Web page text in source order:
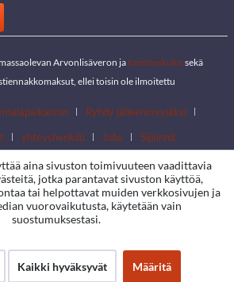
Arvonlisäveron jatoimituskulutsekä
ellei toisin ole ilmoitettu
Ryhdy jälleenmyyjäksi
yhteyshenkilö Jobs Sijainnit
aina sivuston toimivuuteen vaadittavia
jotka parantavat sivuston käyttöä,
tai helpottavat muiden verkkosivujen ja
vuorovaikutusta, käytetään vain
suostumuksestasi.
Kaikki hyväksyvät Määritä